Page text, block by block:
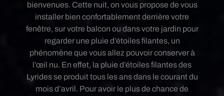
bienvenues. Cette nuit, on vous propose de vous
installer bien confortablement derrière votre
fenêtre, sur votre balcon ou dans votre jardin pour
regarder une pluie d’étoiles filantes, un
phénomène que vous allez pouvoir conserver à
l’œil nu. En effet, la pluie d’étoiles filantes des
Lyrides se produit tous les ans dans le courant du
mois d’avril. Pour avoir le plus de chance de